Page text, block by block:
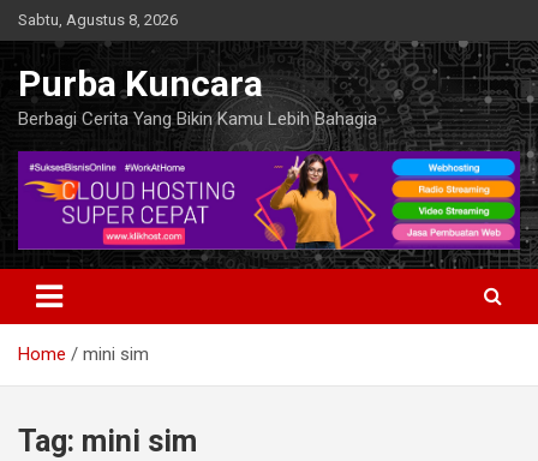
Skip
to
content
Sabtu, Agustus 8, 2026
Purba Kuncara
Berbagi Cerita Yang Bikin Kamu Lebih Bahagia
Home mini sim
Tag: mini sim